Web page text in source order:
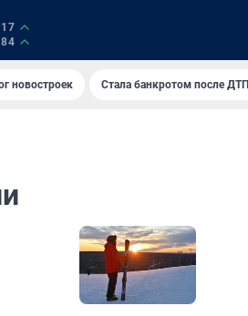
новостроек Стала банкротом после ДТП